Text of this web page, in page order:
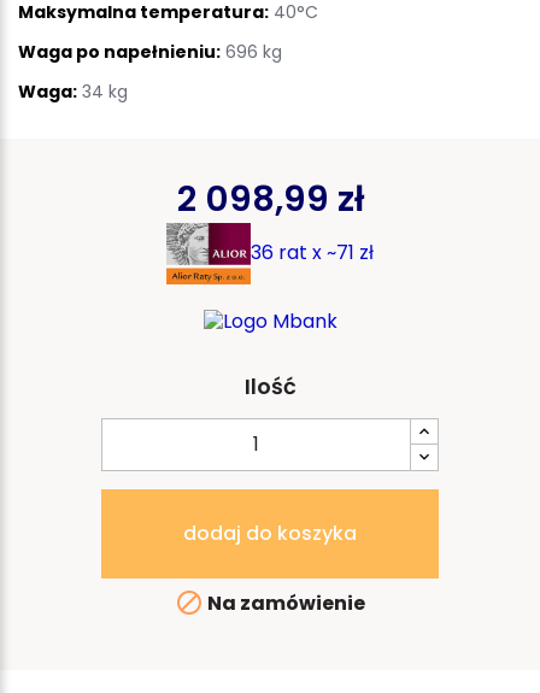
Maksymalna temperatura: 40°C
Waga po napełnieniu: 696 kg
Waga: 34 kg
2 098,99 zł
36 rat x ~71 zł
Ilość
dodaj do koszyka
 Na zamówienie